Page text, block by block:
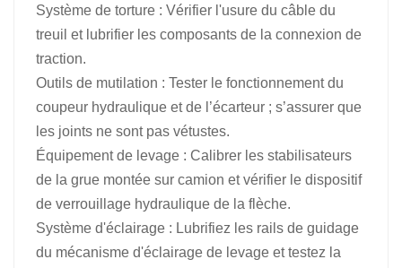
Système de torture : Vérifier l'usure du câble du
treuil et lubrifier les composants de la connexion de
traction.
Outils de mutilation : Tester le fonctionnement du
coupeur hydraulique et de l’écarteur ; s’assurer que
les joints ne sont pas vétustes.
Équipement de levage : Calibrer les stabilisateurs
de la grue montée sur camion et vérifier le dispositif
de verrouillage hydraulique de la flèche.
Système d'éclairage : Lubrifiez les rails de guidage
du mécanisme d'éclairage de levage et testez la